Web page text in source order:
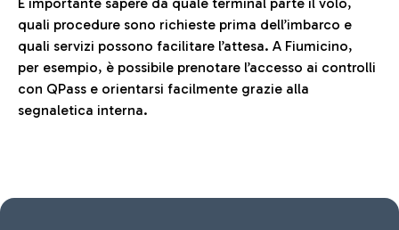
quali procedure sono richieste prima dell’imbarco e
quali servizi possono facilitare l’attesa. A Fiumicino,
per esempio, è possibile prenotare l’accesso ai controlli
con QPass e orientarsi facilmente grazie alla
segnaletica interna.